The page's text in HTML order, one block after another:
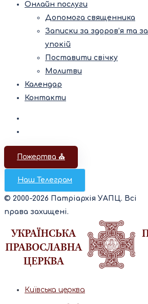
Онлайн послуги
Допомога священника
Записки за здоров’я та за
упокій
Поставити свічку
Молитви
Календар
Контакти
Пожертва ⛪️
Наш Телеграм
© 2000-2026 Патріархія УАПЦ. Всі
права захищені.
Київська церква